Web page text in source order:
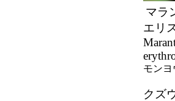
マラ
エリ
モンヨ
クズ